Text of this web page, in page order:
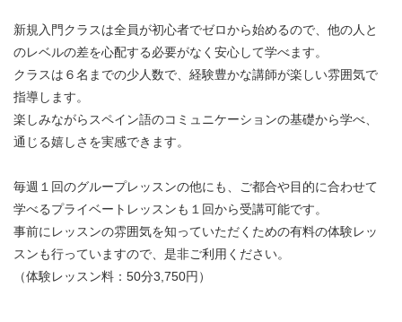
新規入門クラスは全員が初心者でゼロから始めるので、他の人と
のレベルの差を心配する必要がなく安心して学べます。
クラスは６名までの少人数で、経験豊かな講師が楽しい雰囲気で
指導します。
楽しみながらスペイン語のコミュニケーションの基礎から学べ、
通じる嬉しさを実感できます。
毎週１回のグループレッスンの他にも、ご都合や目的に合わせて
学べるプライベートレッスンも１回から受講可能です。
事前にレッスンの雰囲気を知っていただくための有料の体験レッ
スンも行っていますので、是非ご利用ください。
（体験レッスン料：50分3,750円）